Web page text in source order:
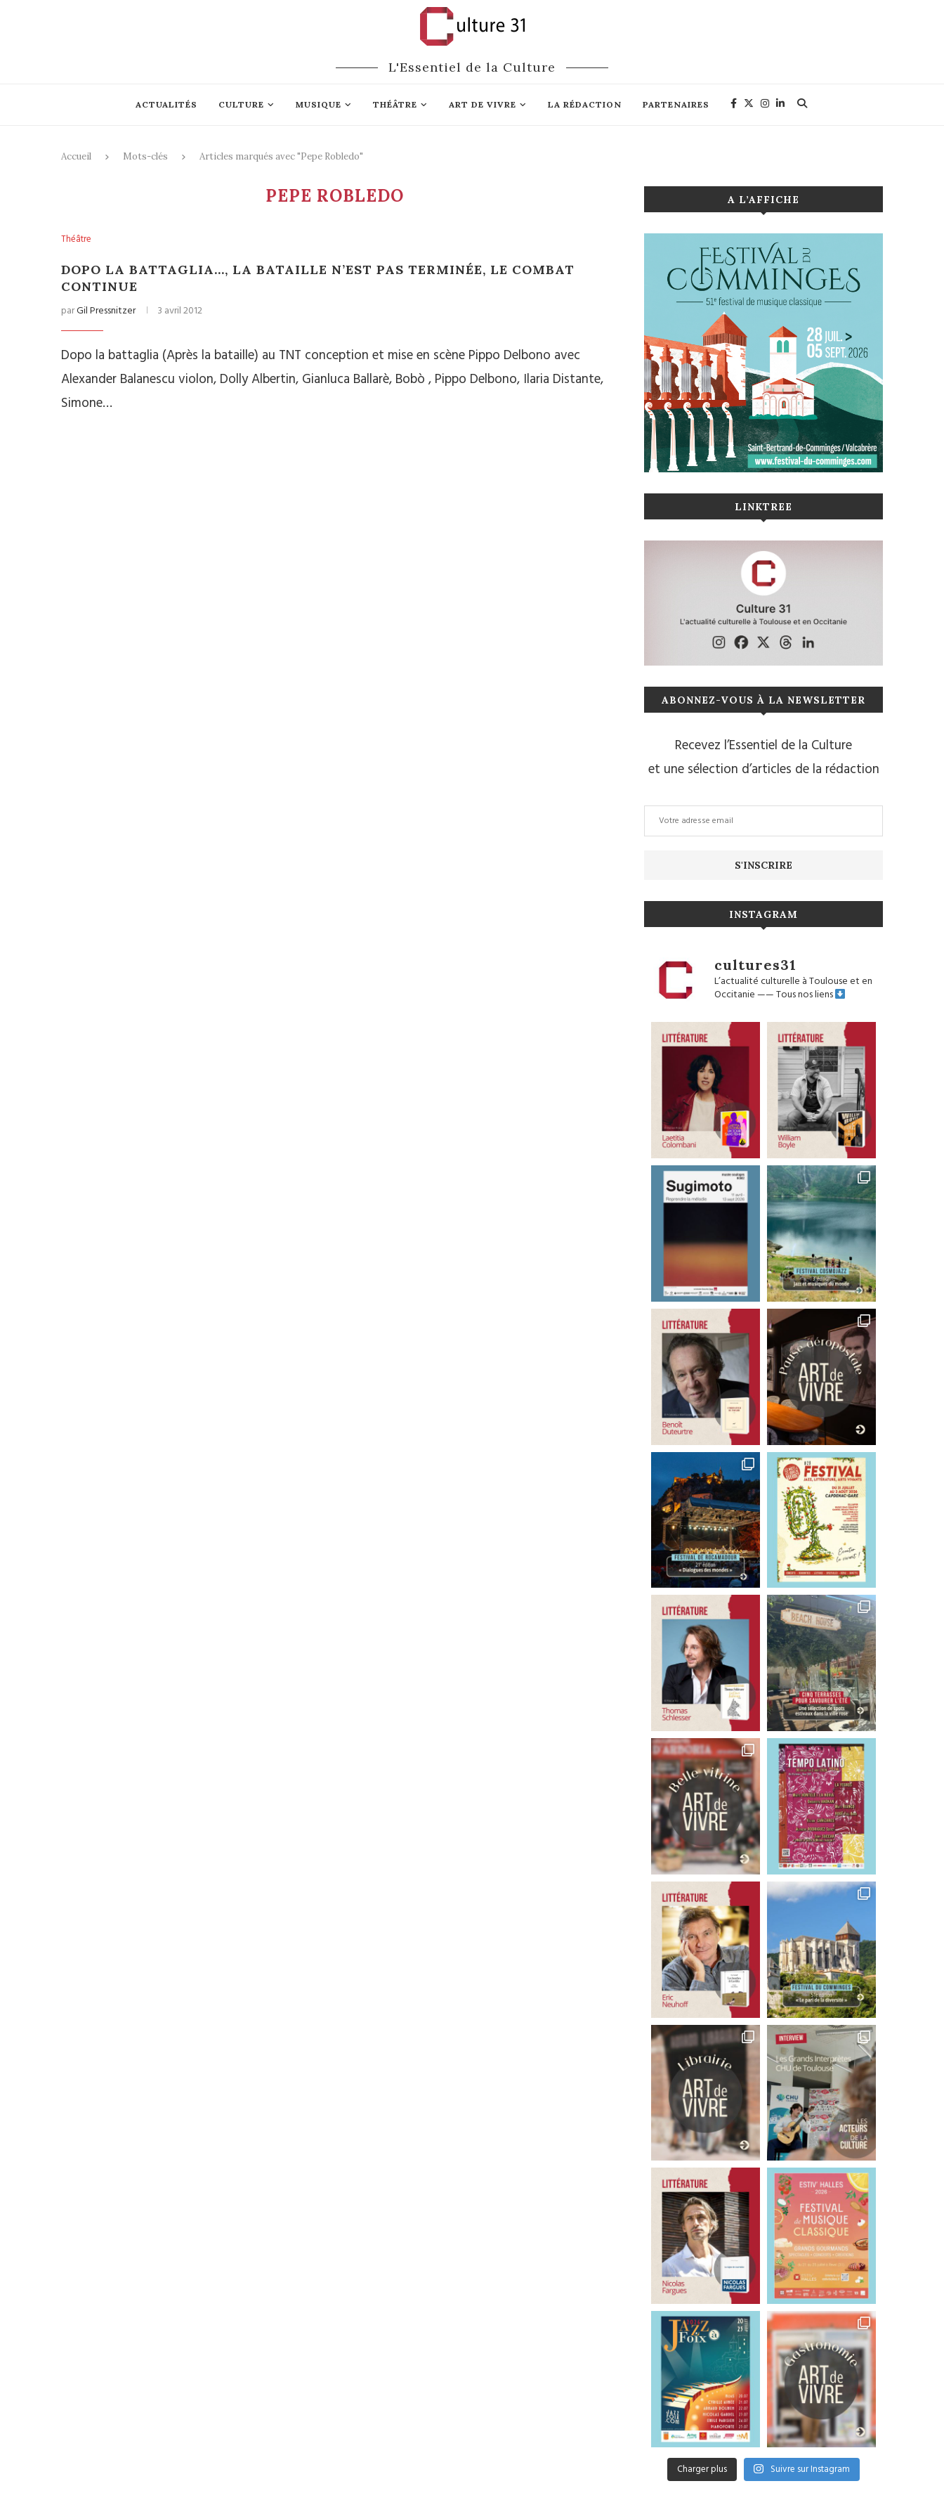
L'Essentiel de la Culture
ACTUALITÉS CULTURE MUSIQUE THÉÂTRE ART DE VIVRE LA RÉDACTION PARTENAIRES
Accueil Mots-clés Articles marqués avec "Pepe Robledo"
PEPE ROBLEDO
Théâtre
DOPO LA BATTAGLIA…, LA BATAILLE N’EST PAS TERMINÉE, LE COMBAT
CONTINUE
parGil Pressnitzer 3 avril 2012
Dopo la battaglia (Après la bataille) au TNT conception et mise en scène Pippo Delbono avec
Alexander Balanescu violon, Dolly Albertin, Gianluca Ballarè, Bobò , Pippo Delbono, Ilaria Distante,
Simone…
A L’AFFICHE
LINKTREE
ABONNEZ-VOUS À LA NEWSLETTER
Recevez l’Essentiel de la Culture
et une sélection d’articles de la rédaction
INSTAGRAM
cultures31
L’actualité culturelle à Toulouse et en
Occitanie——Tous nos liens
Charger plus Suivre sur Instagram